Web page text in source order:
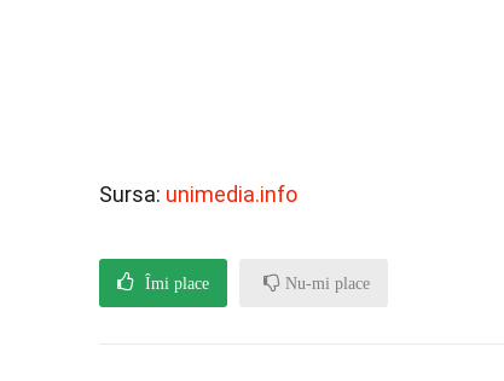
Sursa: unimedia.info
Îmi place Nu-mi place